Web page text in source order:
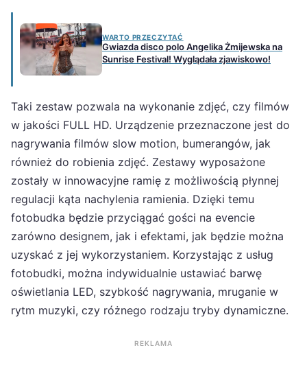
WARTO PRZECZYTAĆ
Gwiazda disco polo Angelika Żmijewska na
Sunrise Festival! Wyglądała zjawiskowo!
Taki zestaw pozwala na wykonanie zdjęć, czy filmów
w jakości FULL HD. Urządzenie przeznaczone jest do
nagrywania filmów slow motion, bumerangów, jak
również do robienia zdjęć. Zestawy wyposażone
zostały w innowacyjne ramię z możliwością płynnej
regulacji kąta nachylenia ramienia. Dzięki temu
fotobudka będzie przyciągać gości na evencie
zarówno designem, jak i efektami, jak będzie można
uzyskać z jej wykorzystaniem. Korzystając z usług
fotobudki, można indywidualnie ustawiać barwę
oświetlania LED, szybkość nagrywania, mruganie w
rytm muzyki, czy różnego rodzaju tryby dynamiczne.
REKLAMA